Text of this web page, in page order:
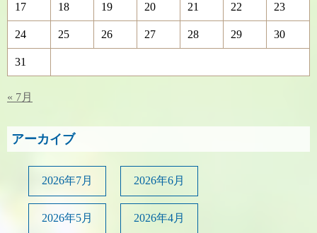
17 18 19 20 21 22 23
24 25 26 27 28 29 30
31
« 7月
アーカイブ
2026年7月 2026年6月
2026年5月 2026年4月